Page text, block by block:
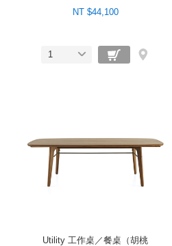
NT $44,100
1
Utility 工作桌／餐桌（胡桃